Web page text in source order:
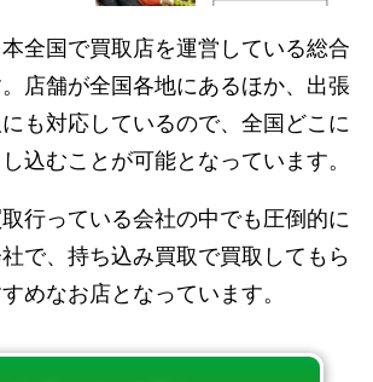
全国で買取店を運営している総合
店舗が全国各地にあるほか、出張
も対応しているので、全国どこに
込むことが可能となっています。
行っている会社の中でも圧倒的に
で、持ち込み買取で買取してもら
めなお店となっています。